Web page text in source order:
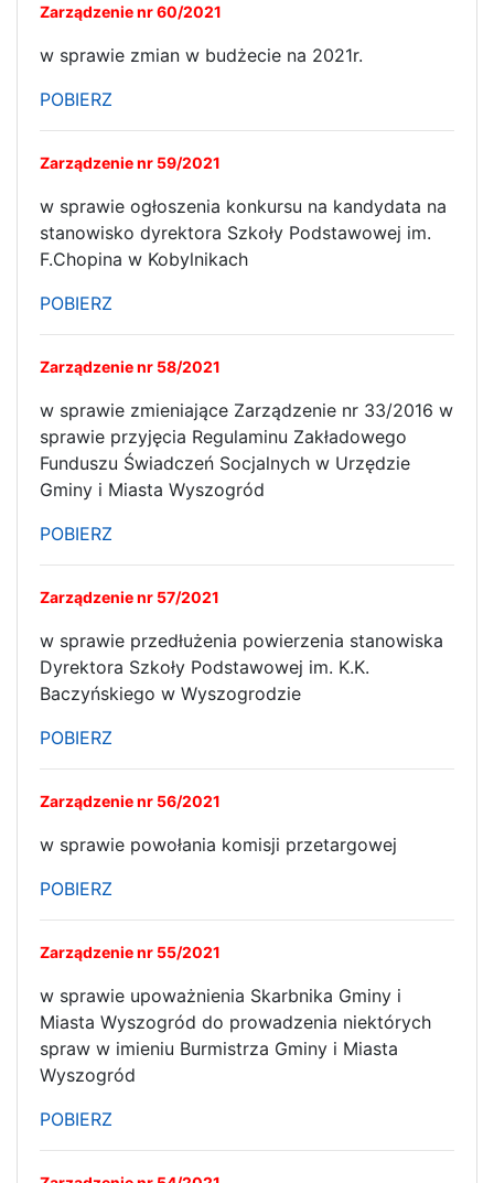
Zarządzenie nr 60/2021
w sprawie zmian w budżecie na 2021r.
POBIERZ
Zarządzenie nr 59/2021
w sprawie ogłoszenia konkursu na kandydata na
stanowisko dyrektora Szkoły Podstawowej im.
F.Chopina w Kobylnikach
POBIERZ
Zarządzenie nr 58/2021
w sprawie zmieniające Zarządzenie nr 33/2016 w
sprawie przyjęcia Regulaminu Zakładowego
Funduszu Świadczeń Socjalnych w Urzędzie
Gminy i Miasta Wyszogród
POBIERZ
Zarządzenie nr 57/2021
w sprawie przedłużenia powierzenia stanowiska
Dyrektora Szkoły Podstawowej im. K.K.
Baczyńskiego w Wyszogrodzie
POBIERZ
Zarządzenie nr 56/2021
w sprawie powołania komisji przetargowej
POBIERZ
Zarządzenie nr 55/2021
w sprawie upoważnienia Skarbnika Gminy i
Miasta Wyszogród do prowadzenia niektórych
spraw w imieniu Burmistrza Gminy i Miasta
Wyszogród
POBIERZ